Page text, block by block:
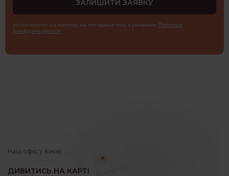
Натискаючи на кнопку, ви погоджуєтесь з умовами Політики
конфіденційності
Наш офіс у Києві
ДИВИТИСЬ НА КАРТІ